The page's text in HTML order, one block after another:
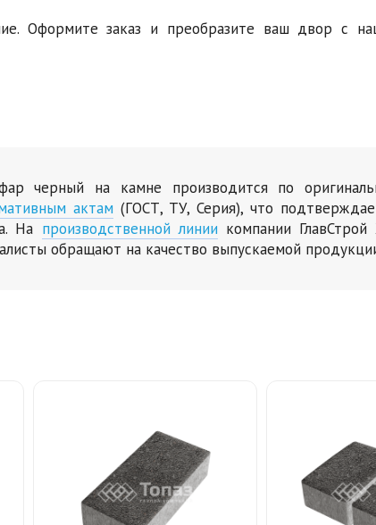
Оформите заказ и преобразите ваш двор с
черный на камне производится по
актам(ГОСТ, ТУ, Серия), что
На производственной линиикомпании ГлавСтрой
обращают на качество выпускаемой